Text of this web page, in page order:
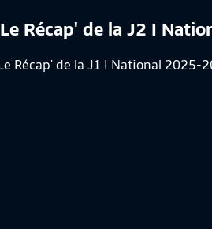
Le Récap' de la J2 I